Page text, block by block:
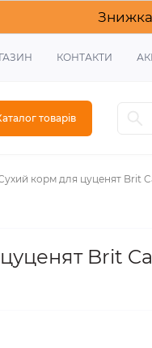
Знижка
КОНТАКТИ
товарів
корм для цуценят Brit
Brit